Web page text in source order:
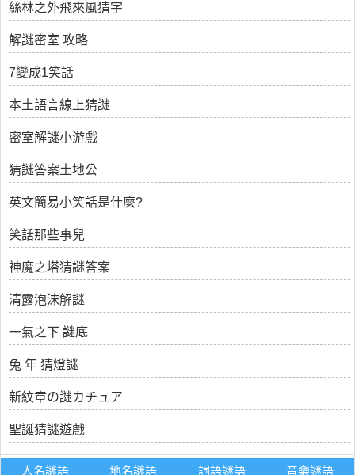
絲林之外飛來風猜字
解謎密室 攻略
7變成1笑話
本土語言線上猜謎
密室解謎小游戲
猜謎答案土地公
英文簡易小笑話是什麼?
笑話那些事兒
神魔之塔猜謎答案
清露泡沫解謎
一氣之下 謎底
兔 年 猜燈謎
新紋章の謎カチュア
聖誕猜謎遊戲
人名謎語 地名謎語 詞語謎語 音樂謎語